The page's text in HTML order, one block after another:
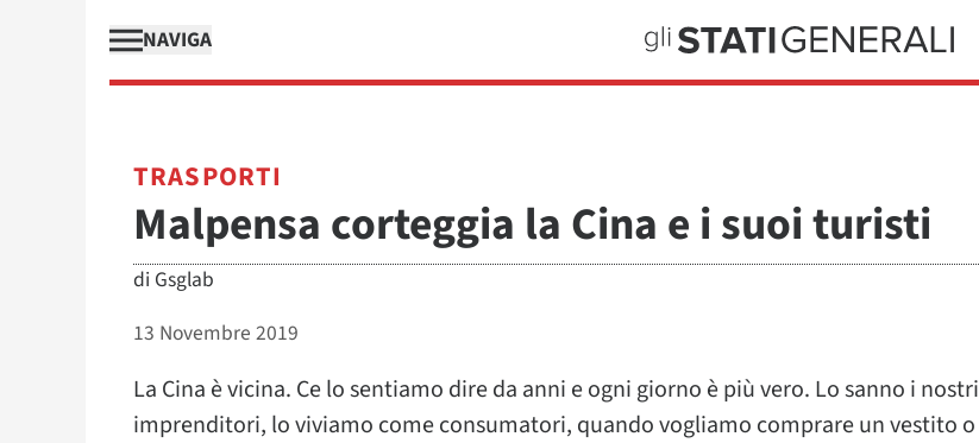
NAVIGA
TRASPORTI
Malpensa corteggia la Cina e i suoi turisti
di Gsglab
13 Novembre 2019
La Cina è vicina. Ce lo sentiamo dire da anni e ogni giorno è più vero. Lo sanno i nostri
imprenditori, lo viviamo come consumatori, quando vogliamo comprare un vestito o